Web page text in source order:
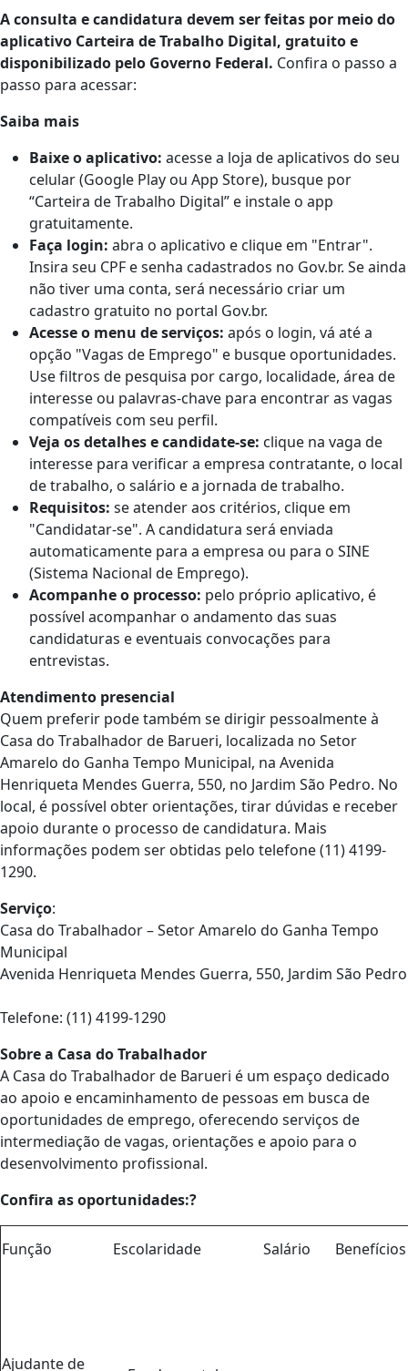
A consulta e candidatura devem ser feitas por meio do
aplicativo Carteira de Trabalho Digital, gratuito e
disponibilizado pelo Governo Federal. Confira o passo a
passo para acessar:
Saiba mais
Baixe o aplicativo: acesse a loja de aplicativos do seu
celular (Google Play ou App Store), busque por
“Carteira de Trabalho Digital” e instale o app
gratuitamente.
Faça login: abra o aplicativo e clique em "Entrar".
Insira seu CPF e senha cadastrados no Gov.br. Se ainda
não tiver uma conta, será necessário criar um
cadastro gratuito no portal Gov.br.
Acesse o menu de serviços: após o login, vá até a
opção "Vagas de Emprego" e busque oportunidades.
Use filtros de pesquisa por cargo, localidade, área de
interesse ou palavras-chave para encontrar as vagas
compatíveis com seu perfil.
Veja os detalhes e candidate-se: clique na vaga de
interesse para verificar a empresa contratante, o local
de trabalho, o salário e a jornada de trabalho.
Requisitos: se atender aos critérios, clique em
"Candidatar-se". A candidatura será enviada
automaticamente para a empresa ou para o SINE
(Sistema Nacional de Emprego).
Acompanhe o processo: pelo próprio aplicativo, é
possível acompanhar o andamento das suas
candidaturas e eventuais convocações para
entrevistas.
Atendimento presencial
Quem preferir pode também se dirigir pessoalmente à
Casa do Trabalhador de Barueri, localizada no Setor
Amarelo do Ganha Tempo Municipal, na Avenida
Henriqueta Mendes Guerra, 550, no Jardim São Pedro. No
local, é possível obter orientações, tirar dúvidas e receber
apoio durante o processo de candidatura. Mais
informações podem ser obtidas pelo telefone (11) 4199-
1290.
Serviço:
Casa do Trabalhador – Setor Amarelo do Ganha Tempo
Municipal
Avenida Henriqueta Mendes Guerra, 550, Jardim São Pedro
Telefone: (11) 4199-1290
Sobre a Casa do Trabalhador
A Casa do Trabalhador de Barueri é um espaço dedicado
ao apoio e encaminhamento de pessoas em busca de
oportunidades de emprego, oferecendo serviços de
intermediação de vagas, orientações e apoio para o
desenvolvimento profissional.
Confira as oportunidades:?
Função Escolaridade Salário
Ajudante de